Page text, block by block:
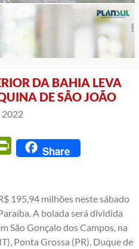
DA BAHIA LEVA
DE SÃO JOÃO
2022
PrintFriendly
Share
195,94 milhões neste sábado
A bolada será dividida
São Gonçalo dos Campos, na
Ponta Grossa (PR), Duque de